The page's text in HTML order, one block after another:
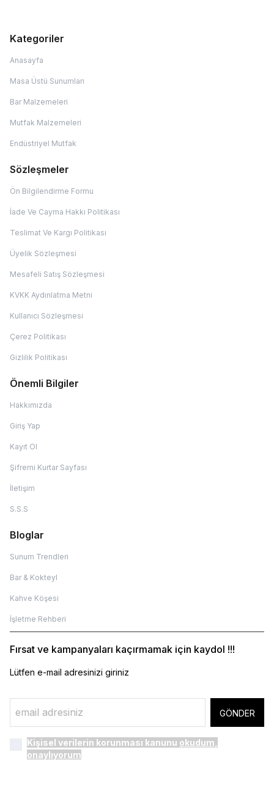
Kategoriler
Anasayfa
Masa Üstü Sunumları
Bar Malzemeleri
Mutfak Malzemeleri
Endüstriyel Mutfak
Sözleşmeler
Ön Bilgilendirme Formu
İade Ve Cayma Hakkı Politikası
Teslimat Ve Kargı Politikası
Üyelik Sözleşmesi
Mesafeli Satış Sözleşmesi
KVKK Aydınlatma Metni
Kullanıcı Sözleşmesi
Çerez Politikası
Gizlilik Politikası
Önemli Bilgiler
Hakkımızda
Giriş Yap
Kayıt Ol
Şifremi Kurtar Sayfası
İletişim
S.S.S
Bloglar
Sunum Trendleri
Bar & Kokteyl
Kahve Köşesi
İşletme Rehberi
Fırsat ve kampanyaları kaçırmamak için kaydol !!!
Lütfen e-mail adresinizi giriniz
GÖNDER
Kişisel verilerin korunması kanunu okudum,
onaylıyorum